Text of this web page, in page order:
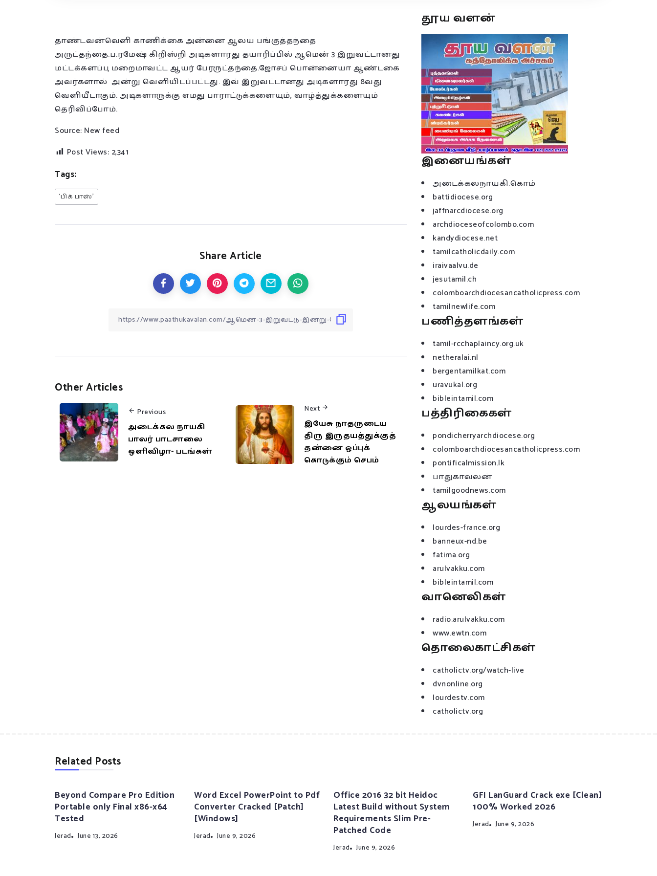
தாண்டவன்வெளி காணிக்கை அன்னை ஆலய பங்குத்தந்தை
அருட்தந்தை.ப.ரமேஷ் கிறிஸ்றி அடிகளாரது தயாரிப்பில் ஆமென் 3 இறுவட்டானது
மட்டக்களப்பு மறைமாவட்ட ஆயர் பேரருட்தந்தை.ஜோசப் பொன்னையா ஆண்டகை
அவர்களால் அன்று வெளியிடப்பட்டது. இவ் இறுவட்டானது அடிகளாரது 8வது
வெளியீடாகும். அடிகளாருக்கு எமது பாராட்டுக்களையும், வாழ்த்துக்களையும்
தெரிவிப்போம்.
Source: New feed
Post Views: 2,341
Tags:
‘பிக் பாஸ்’
Share Article
Other Articles
Previous
அடைக்கல நாயகி
பாலர் பாடசாலை
ஒளிவிழா- படங்கள்
Next
இயேசு நாதருடைய
திரு இருதயத்துக்குத்
தன்னை ஒப்புக்
கொடுக்கும் செபம்
தூய வளன்
இனையங்கள்
அடைக்கலநாயகி.கொம்
battidiocese.org
jaffnarcdiocese.org
archdioceseofcolombo.com
kandydiocese.net
tamilcatholicdaily.com
iraivaalvu.de
jesutamil.ch
colomboarchdiocesancatholicpress.com
tamilnewlife.com
பணித்தளங்கள்
tamil-rcchaplaincy.org.uk
netheralai.nl
bergentamilkat.com
uravukal.org
bibleintamil.com
பத்திரிகைகள்
pondicherryarchdiocese.org
colomboarchdiocesancatholicpress.com
pontificalmission.lk
பாதுகாவலன்
tamilgoodnews.com
ஆலயங்கள்
lourdes-france.org
banneux-nd.be
fatima.org
arulvakku.com
bibleintamil.com
வானெலிகள்
radio.arulvakku.com
www.ewtn.com
தொலைகாட்சிகள்
catholictv.org/watch-live
dvnonline.org
lourdestv.com
catholictv.org
Related Posts
Beyond Compare Pro Edition
Portable only Final x86-x64
Tested
Jerad June 13, 2026
Word Excel PowerPoint to Pdf
Converter Cracked [Patch]
[Windows]
Jerad June 9, 2026
Office 2016 32 bit Heidoc
Latest Build without System
Requirements Slim Pre-
Patched Code
Jerad June 9, 2026
GFI LanGuard Crack exe [Clean]
100% Worked 2026
Jerad June 9, 2026